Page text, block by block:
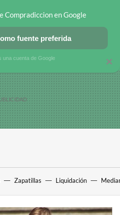
EN MÓVILES OFERTAS EN
Zapatillas Liquidación
×
Compradiccion en Google
fuente preferida
una cuenta de Google